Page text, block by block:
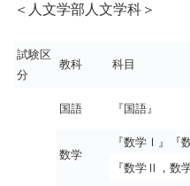
＜人文学部人文学科＞
試験区
分
教科 科目
国語 『国語』
数学
『数学Ⅰ』『
『数学Ⅱ，数